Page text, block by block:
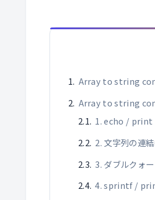
Array to string
Array to string
1. echo / print
2. 文字列の連
3. ダブルクォ
4. sprintf /